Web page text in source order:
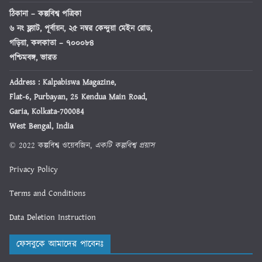
ঠিকানা– কল্পবিশ্ব পত্রিকা
৬ নং ফ্ল্যাট, পূর্বায়ন, ২৫ নম্বর কেন্দুয়া মেইন রোড,
গড়িয়া, কলকাতা – ৭০০০৮৪
পশ্চিমবঙ্গ, ভারত
Address : Kalpabiswa Magazine,
Flat-6, Purbayan, 25 Kendua Main Road,
Garia, Kolkata-700084
West Bengal, India
© 2022 কল্পবিশ্ব ওয়েবজিন, একটি কল্পবিশ্ব প্রয়াস
Privacy Policy
Terms and Conditions
Data Deletion Instruction
ফেসবুকে আমাদের পাবেনঃ